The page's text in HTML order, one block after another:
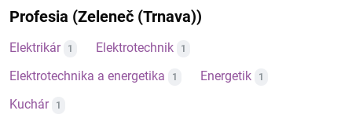
Profesia (Zeleneč (Trnava))
Elektrikár 1 Elektrotechnik 1
Elektrotechnika a energetika 1 Energetik 1
Kuchár 1